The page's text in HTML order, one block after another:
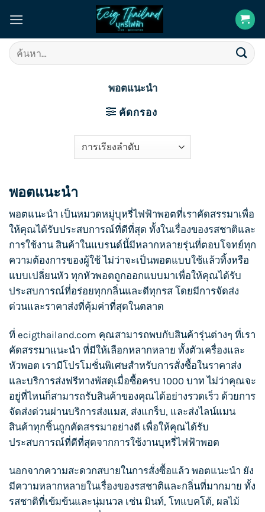
content
ค้นหา:
พอตแนะนำ
คัดกรอง
พอตแนะนำ
พอตแนะนำ เป็นหมวดหมู่บุหรี่ไฟฟ้าพอตที่เราคัดสรรมาเพื่อ
ให้คุณได้รับประสบการณ์ที่ดีที่สุด ทั้งในเรื่องของรสชาติและ
การใช้งาน สินค้าในแบรนด์นี้มีหลากหลายรุ่นที่ตอบโจทย์ทุก
ความต้องการของผู้ใช้ ไม่ว่าจะเป็นพอตแบบใช้แล้วทิ้งหรือ
แบบเปลี่ยนหัว ทุกหัวพอตถูกออกแบบมาเพื่อให้คุณได้รับ
ประสบการณ์ที่อร่อยทุกกลิ่นและดีทุกรส โดยมีการจัดส่ง
ด่วนและราคาส่งที่คุ้มค่าที่สุดในตลาด
ที่ ecigthailand.com คุณสามารถพบกับสินค้ารุ่นต่างๆ ที่เรา
คัดสรรมาแนะนำ ที่มีให้เลือกหลากหลาย ทั้งตัวเครื่องและ
หัวพอต เรามีโปรโมชั่นพิเศษสำหรับการสั่งซื้อในราคาส่ง
และบริการส่งฟรีทางพัสดุเมื่อซื้อครบ 1000 บาท ไม่ว่าคุณจะ
อยู่ที่ไหนก็สามารถรับสินค้าของคุณได้อย่างรวดเร็ว ด้วยการ
จัดส่งด่วนผ่านบริการส่งแมส, ส่งแกร็บ, และส่งไลน์แมน
สินค้าทุกชิ้นถูกคัดสรรมาอย่างดี เพื่อให้คุณได้รับ
ประสบการณ์ที่ดีที่สุดจากการใช้งานบุหรี่ไฟฟ้าพอต
นอกจากความสะดวกสบายในการสั่งซื้อแล้ว พอตแนะนำ ยัง
มีความหลากหลายในเรื่องของรสชาติและกลิ่นที่มากมาย ทั้ง
รสชาติที่เข้มข้นและนุ่มนวล เช่น มินท์, โทแบคโต้, ผลไม้